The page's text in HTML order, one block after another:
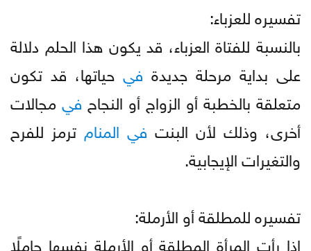
تفسيره للعزباء:
بالنسبة للفتاة العزباء، قد يكون هذا الحلم دلالة
على بداية مرحلة جديدة في حياتها، قد تكون
متعلقة بالخطبة أو الزواج أو النجاح فيمجالات
أخرى، وذلك لأن البنت في المنام ترمز للفرح
والتغيرات الإيجابية.
تفسيره للمطلقة أو الأرملة:
إذا رأت المرأة المطلقة أو الأرملة نفسها حاملًا